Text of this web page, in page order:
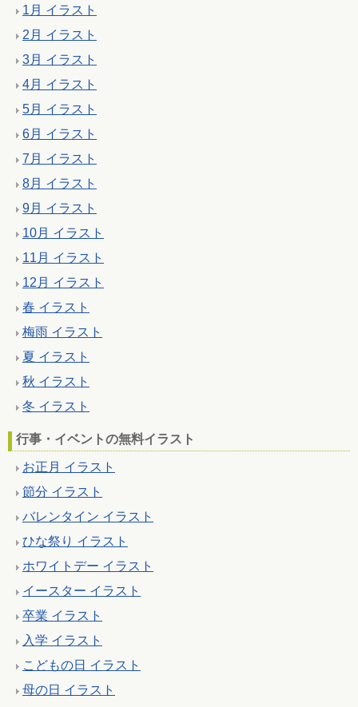
1月 イラスト
2月 イラスト
3月 イラスト
4月 イラスト
5月 イラスト
6月 イラスト
7月 イラスト
8月 イラスト
9月 イラスト
10月 イラスト
11月 イラスト
12月 イラスト
春 イラスト
梅雨 イラスト
夏 イラスト
秋 イラスト
冬 イラスト
行事・イベントの無料イラスト
お正月 イラスト
節分 イラスト
バレンタイン イラスト
ひな祭り イラスト
ホワイトデー イラスト
イースター イラスト
卒業 イラスト
入学 イラスト
こどもの日 イラスト
母の日 イラスト